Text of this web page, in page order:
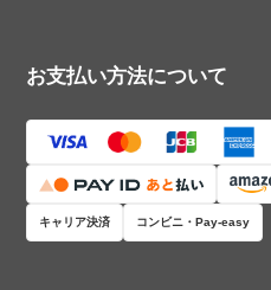
お支払い方法について
キャリア決済 コンビニ・Pay-easy